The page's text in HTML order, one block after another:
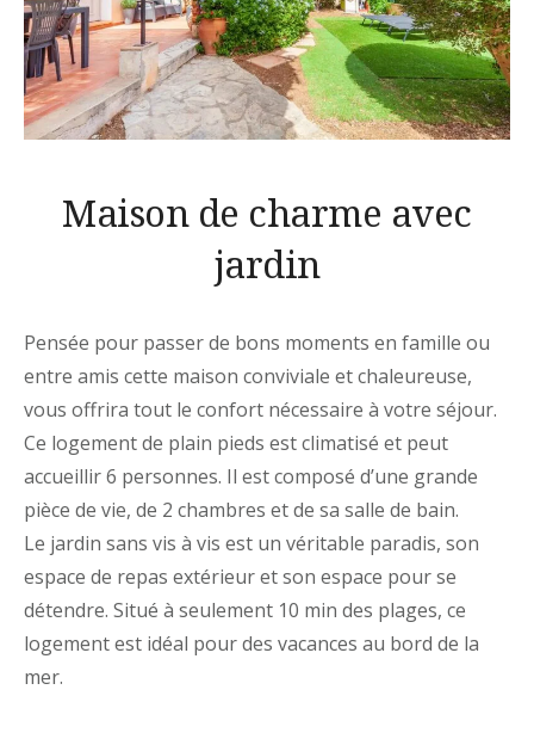
Maison de charme avec
jardin
Pensée pour passer de bons moments en famille ou
entre amis cette maison conviviale et chaleureuse,
vous offrira tout le confort nécessaire à votre séjour.
Ce logement de plain pieds est climatisé et peut
accueillir 6 personnes. Il est composé d’une grande
pièce de vie, de 2 chambres et de sa salle de bain.
Le jardin sans vis à vis est un véritable paradis, son
espace de repas extérieur et son espace pour se
détendre. Situé à seulement 10 min des plages, ce
logement est idéal pour des vacances au bord de la
mer.